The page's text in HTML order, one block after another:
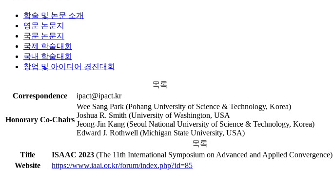
학술 및 논문 소개
영문 논문지
국문 논문지
국제 학술대회
국내 학술대회
창업 및 아이디어 경진대회
목록
Correspondence
ipact@ipact.kr
Honorary Co-Chairs
Wee Sang Park (Pohang University of Science & Technology, Korea)
Joshua R. Smith (University of Washington, USA
Jeong-Jin Kang (Seoul National University of Science & Technology, Korea)
Edward J. Rothwell (Michigan State University, USA)
목록
Title
ISAAC 2023 (The 11th International Symposium on Advanced and Applied Convergence)
Website
https://www.iaai.or.kr/forum/index.php?id=85